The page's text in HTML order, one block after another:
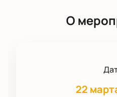
О
22